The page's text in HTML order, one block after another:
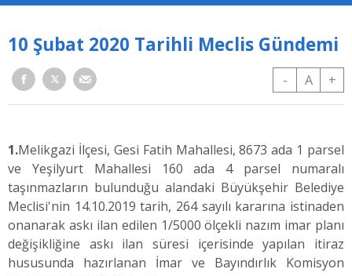
10 Şubat 2020 Tarihli Meclis Gündemi
- A +
1.Melikgazi İlçesi, Gesi Fatih Mahallesi, 8673 ada 1 parsel
ve Yeşilyurt Mahallesi 160 ada 4 parsel numaralı
taşınmazların bulunduğu alandaki Büyükşehir Belediye
Meclisi'nin 14.10.2019 tarih, 264 sayılı kararına istinaden
onanarak askı ilan edilen 1/5000 ölçekli nazım imar planı
değişikliğine askı ilan süresi içerisinde yapılan itiraz
hususunda hazırlanan İmar ve Bayındırlık Komisyon